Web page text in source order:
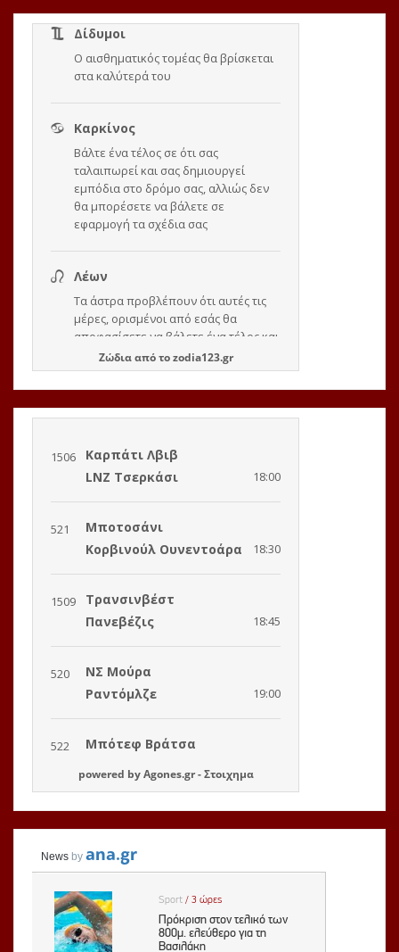
Ζώδιααπό τοzodia123.gr
powered byAgones.gr-Στοιχημα